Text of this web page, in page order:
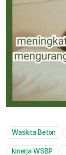
Waskita Beton
kinerja WSBP